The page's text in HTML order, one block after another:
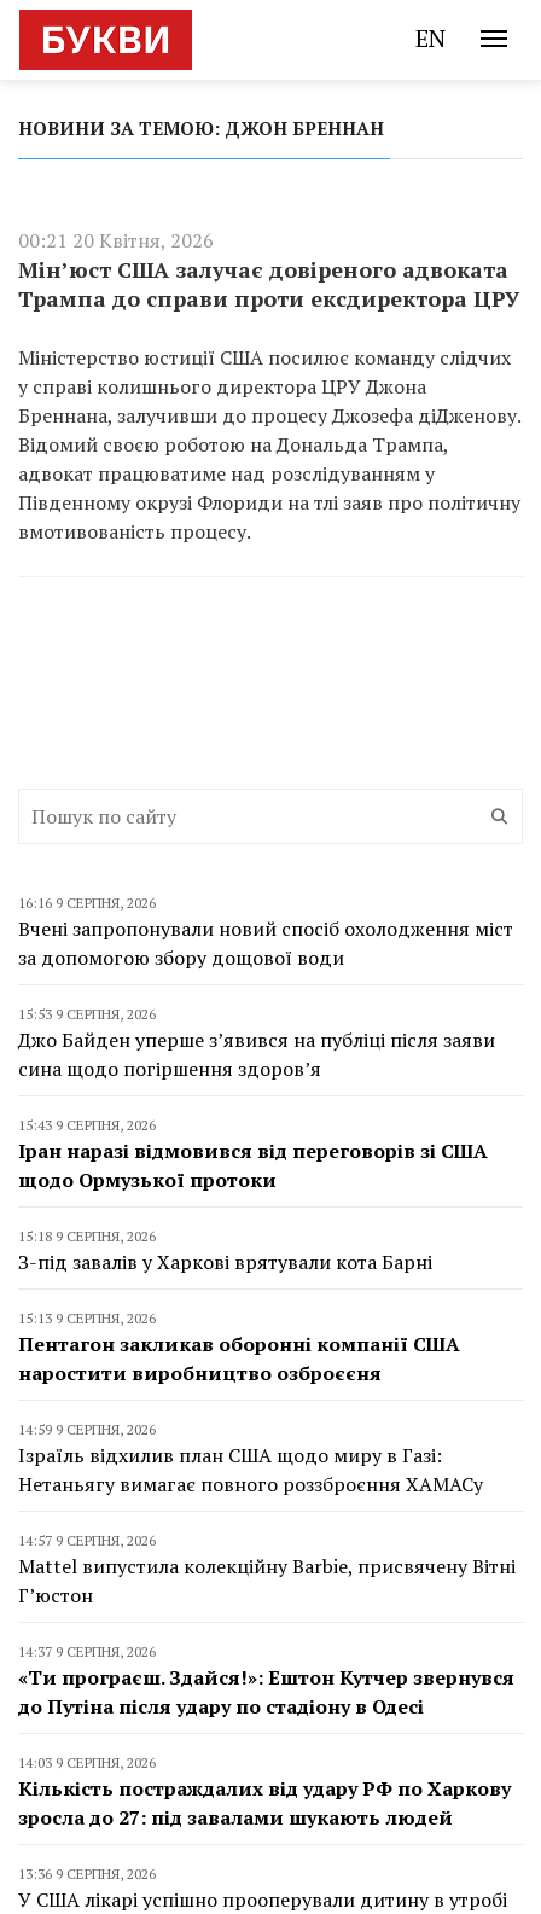
EN
НОВИНИ ЗА ТЕМОЮ: ДЖОН БРЕННАН
00:21 20 Квітня, 2026
Мін’юст США залучає довіреного адвоката
Трампа до справи проти ексдиректора ЦРУ
Міністерство юстиції США посилює команду слідчих
у справі колишнього директора ЦРУ Джона
Бреннана, залучивши до процесу Джозефа діДженову.
Відомий своєю роботою на Дональда Трампа,
адвокат працюватиме над розслідуванням у
Південному окрузі Флориди на тлі заяв про політичну
вмотивованість процесу.
16:16 9 СЕРПНЯ, 2026
Вчені запропонували новий спосіб охолодження міст
за допомогою збору дощової води
15:53 9 СЕРПНЯ, 2026
Джо Байден уперше з’явився на публіці після заяви
сина щодо погіршення здоров’я
15:43 9 СЕРПНЯ, 2026
Іран наразі відмовився від переговорів зі США
щодо Ормузької протоки
15:18 9 СЕРПНЯ, 2026
З-під завалів у Харкові врятували кота Барні
15:13 9 СЕРПНЯ, 2026
Пентагон закликав оборонні компанії США
наростити виробництво озброєєня
14:59 9 СЕРПНЯ, 2026
Ізраїль відхилив план США щодо миру в Газі:
Нетаньягу вимагає повного роззброєння ХАМАСу
14:57 9 СЕРПНЯ, 2026
Mattel випустила колекційну Barbie, присвячену Вітні
Г’юстон
14:37 9 СЕРПНЯ, 2026
«Ти програєш. Здайся!»: Ештон Кутчер звернувся
до Путіна після удару по стадіону в Одесі
14:03 9 СЕРПНЯ, 2026
Кількість постраждалих від удару РФ по Харкову
зросла до 27: під завалами шукають людей
13:36 9 СЕРПНЯ, 2026
У США лікарі успішно прооперували дитину в утробі